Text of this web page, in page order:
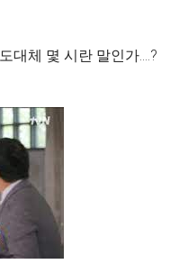
대체 몇 시란 말인가....?